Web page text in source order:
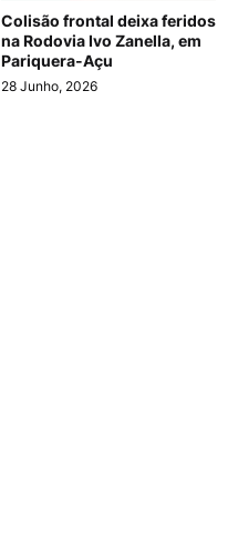
Colisão frontal deixa feridos
na Rodovia Ivo Zanella, em
Pariquera-Açu
28 Junho, 2026